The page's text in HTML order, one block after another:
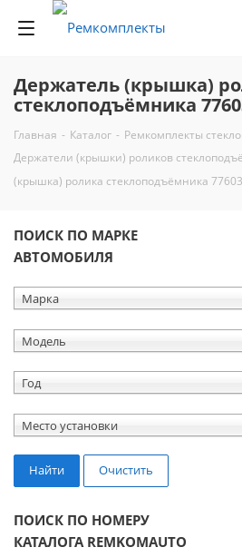
Держатель (крышка)
стеклоподъёмника
Главная - Каталог - Ремкомплекты
Держатели (крышки) роликов
(крышка) ролика стеклоподъёмника
ПОИСК ПО МАРКЕ
АВТОМОБИЛЯ
Марка
Модель
Год
Место установки
Найти Очистить
ПОИСК ПО НОМЕРУ
КАТАЛОГА REMKOMAUTO